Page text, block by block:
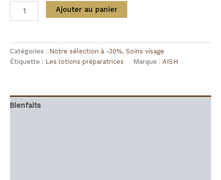
Ajouter au panier
Catégories : Notre sélection à -30%, Soins visage
Étiquette : Les lotions préparatrices Marque : AISH
Bienfaits